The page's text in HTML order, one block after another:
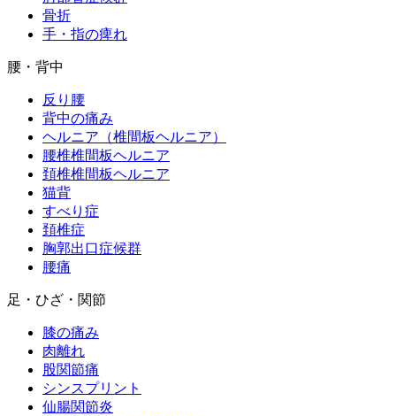
骨折
手・指の痺れ
腰・背中
反り腰
背中の痛み
ヘルニア（椎間板ヘルニア）
腰椎椎間板ヘルニア
頚椎椎間板ヘルニア
猫背
すべり症
頚椎症
胸郭出口症候群
腰痛
足・ひざ・関節
膝の痛み
肉離れ
股関節痛
シンスプリント
仙腸関節炎